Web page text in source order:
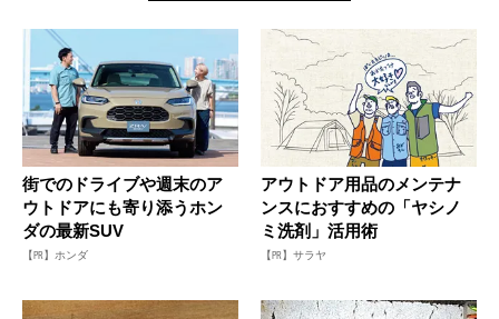
街でのドライブや週末のア
ウトドアにも寄り添うホン
ダの最新SUV
【PR】ホンダ
アウトドア用品のメンテナ
ンスにおすすめの「ヤシノ
ミ洗剤」活用術
【PR】サラヤ